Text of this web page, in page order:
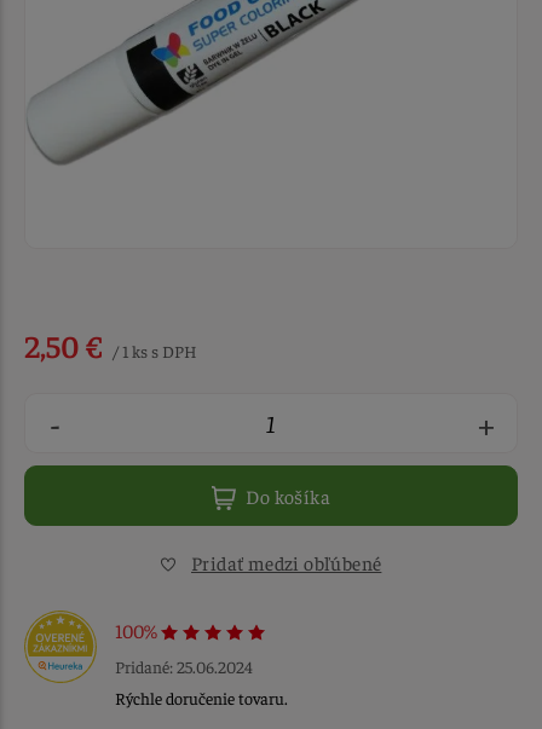
2,50 € / 1 ks s DPH
- +
Do košíka
Pridať medzi obľúbené
100%
Pridané: 25.06.2024
Rýchle doručenie tovaru.